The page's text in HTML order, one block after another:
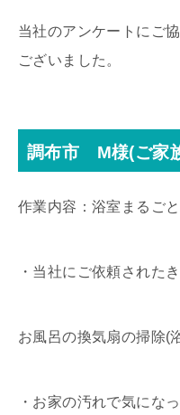
当社のアンケートにご
ございました。
調布市 M様(ご家
作業内容：浴室まるご
・当社にご依頼された
お風呂の換気扇の掃除(
・お家の汚れで気にな